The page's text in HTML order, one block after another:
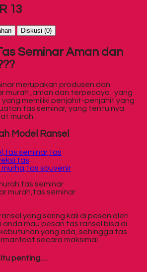
13
Diskusi (0)
Seminar Aman dan
merupakan produsen dan
murah ,aman dan terpecaya . yang
memiliki penjahit-penjahit yang
tas seminar, yang tentu nya
murah.
Model Ransel
seminar
murah,tas seminar
yang sering kali di pesan oleh
anda mau pesan tas ransel bisa di
yang ada, sehingga tas
secara maksimal.
itu penting…